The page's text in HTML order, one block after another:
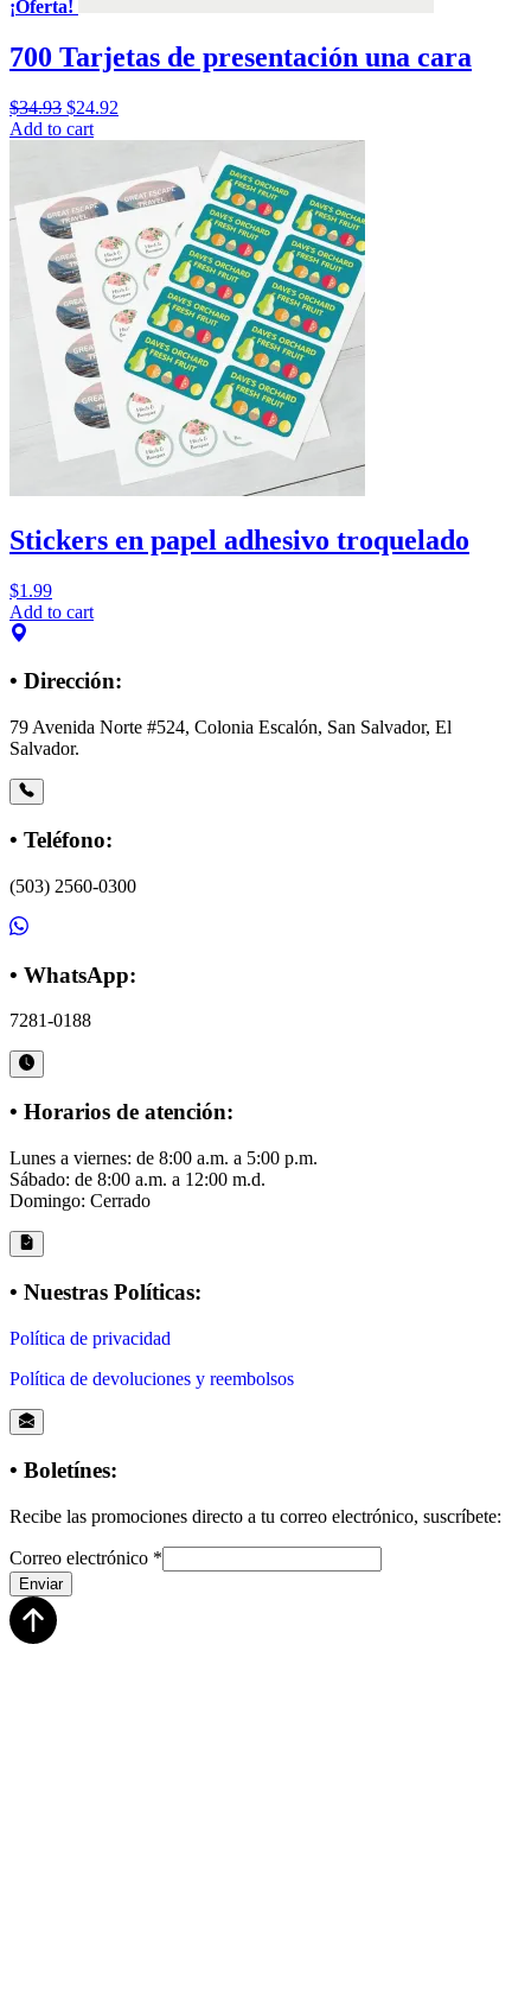
¡Oferta!
700 Tarjetas de presentación una cara
$34.93 $24.92
Add to cart
Stickers en papel adhesivo troquelado
$1.99
Add to cart
• Dirección:
79 Avenida Norte #524, Colonia Escalón, San Salvador, El
Salvador.
• Teléfono:
(503) 2560-0300
• WhatsApp:
7281-0188
• Horarios de atención:
Lunes a viernes: de 8:00 a.m. a 5:00 p.m.
Sábado: de 8:00 a.m. a 12:00 m.d.
Domingo: Cerrado
• Nuestras Políticas:
Política de privacidad
Política de devoluciones y reembolsos
• Boletínes:
Recibe las promociones directo a tu correo electrónico, suscríbete:
Correo electrónico *
Enviar